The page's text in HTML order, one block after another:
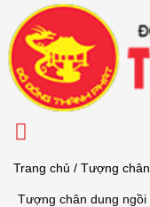
Trang chủ / Tượng
Tượng chân dung ngồi